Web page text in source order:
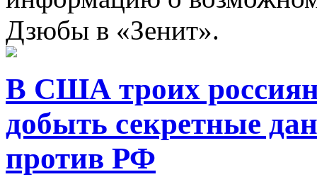
Дзюбы в «Зенит».
В США троих
добыть секретные
против РФ